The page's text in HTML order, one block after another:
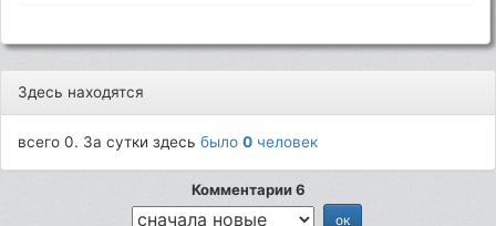
Здесь находятся
всего 0. За сутки здесьбыло0 человек
Комментарии 6